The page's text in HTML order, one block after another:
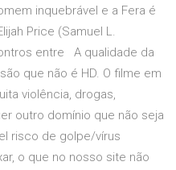
inquebrável e a Fera é
Price (Samuel L.
entre A qualidade da
que não é HD. O filme em
violência, drogas,
outro domínio que não seja
risco de golpe/vírus
o que no nosso site não